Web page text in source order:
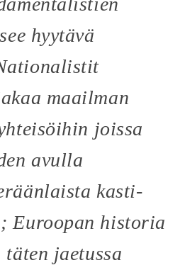
hyytävä
maailman
joissa
avulla
kasti-
Euroopan historia
jaetussa